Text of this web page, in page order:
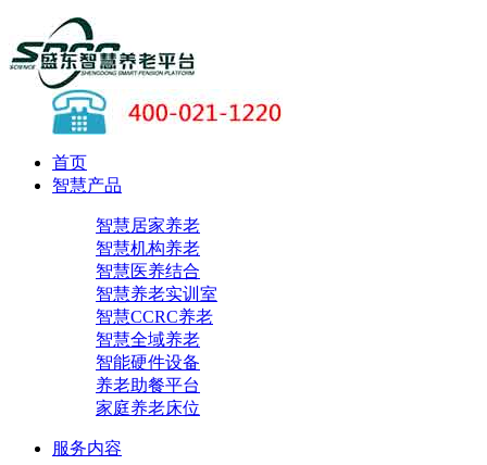
首页
智慧产品
智慧居家养老
智慧机构养老
智慧医养结合
智慧养老实训室
智慧CCRC养老
智慧全域养老
智能硬件设备
养老助餐平台
家庭养老床位
服务内容